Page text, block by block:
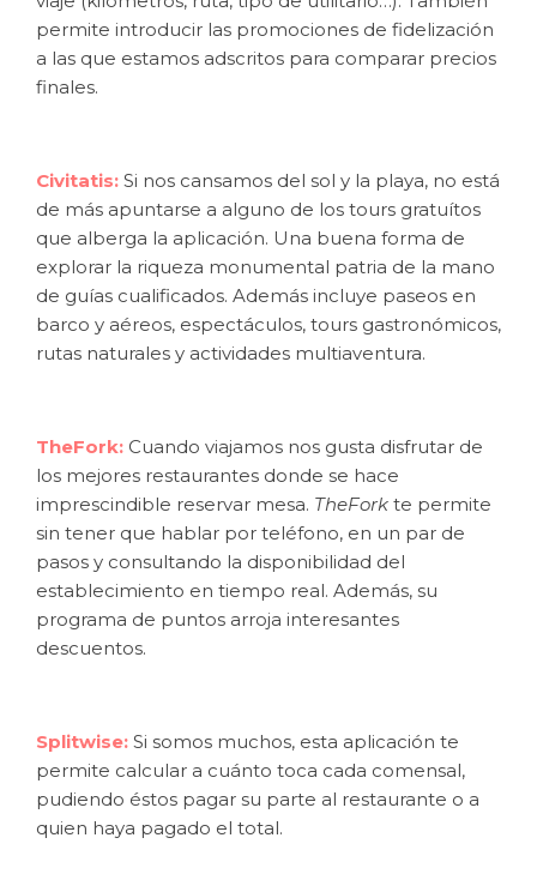
permite introducir las promociones de fidelización
a las que estamos adscritos para comparar precios
finales.
Civitatis: Si nos cansamos del sol y la playa, no está
de más apuntarse a alguno de los tours gratuítos
que alberga la aplicación. Una buena forma de
explorar la riqueza monumental patria de la mano
de guías cualificados. Además incluye paseos en
barco y aéreos, espectáculos, tours gastronómicos,
rutas naturales y actividades multiaventura.
TheFork: Cuando viajamos nos gusta disfrutar de
los mejores restaurantes donde se hace
imprescindible reservar mesa. TheFork te permite
sin tener que hablar por teléfono, en un par de
pasos y consultando la disponibilidad del
establecimiento en tiempo real. Además, su
programa de puntos arroja interesantes
descuentos.
Splitwise: Si somos muchos, esta aplicación te
permite calcular a cuánto toca cada comensal,
pudiendo éstos pagar su parte al restaurante o a
quien haya pagado el total.